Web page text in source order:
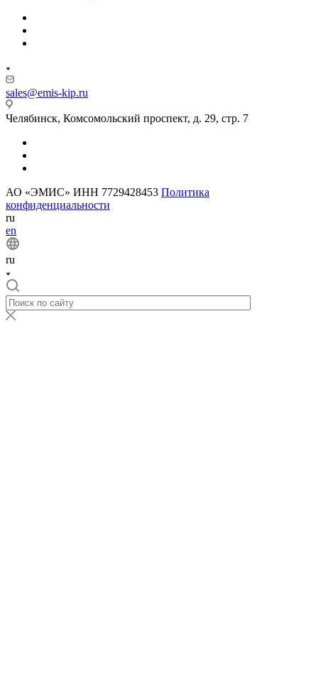
sales@emis-kip.ru
Челябинск, Комсомольский проспект, д. 29, стр. 7
АО «ЭМИС» ИНН 7729428453 Политика
конфиденциальности
ru
en
ru